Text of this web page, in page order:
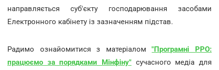
направляється суб'єкту господарювання засобами
Електронного кабінету із зазначенням підстав.
Радимо ознайомитися з матеріалом"Програмні РРО:
працюємо за порядками Мінфіну" сучасного медіа для